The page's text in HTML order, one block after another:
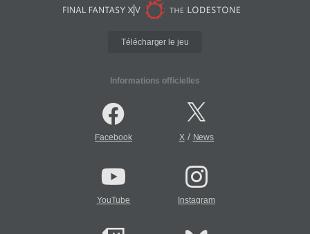
Télécharger le jeu
Informations officielles
Facebook X/ News
YouTube Instagram